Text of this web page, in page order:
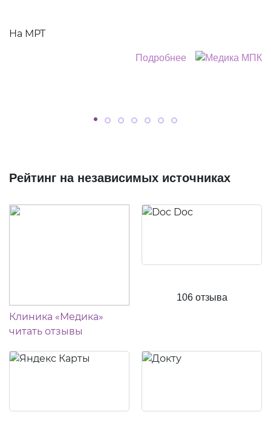
На МРТ
Подробнее
Рейтинг на независимых источниках
Клиника «Медика»
читать отзывы
106 отзыва